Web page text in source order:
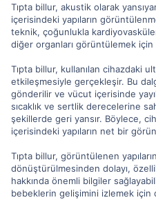
Tıpta billur, akustik olarak
içerisindeki yapıların
teknik, çoğunlukla
diğer organları görüntülemek için
Tıpta billur, kullanılan cihazdaki
etkileşmesiyle gerçekleşir. Bu
gönderilir ve vücut içerisinde
sıcaklık ve sertlik derecelerine
şekillerde geri yansır. Böylece,
içerisindeki yapıların net bir
Tıpta billur, görüntülenen
dönüştürülmesinden dolayı,
hakkında önemli bilgiler
bebeklerin gelişimini izlemek için